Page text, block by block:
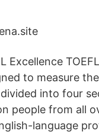
Excellence
to measure
into four
people from all
language